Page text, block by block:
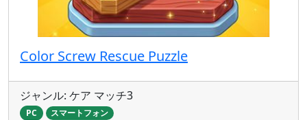
Color Screw Rescue Puzzle
ジャンル: ケア マッチ3
PC スマートフォン